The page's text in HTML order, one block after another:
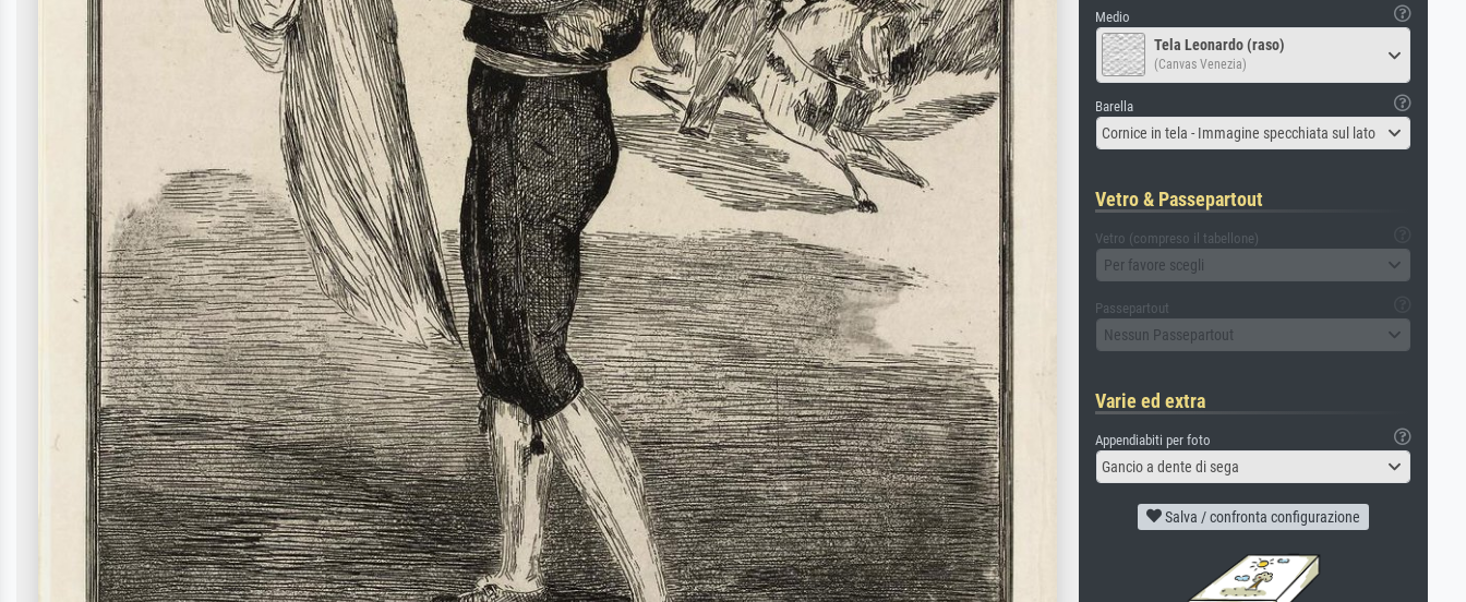
Medio
Tela Leonardo (raso)
(Canvas Venezia)
Barella
Cornice in tela - Immagine specchiata sul lato
Vetro & Passepartout
Vetro (compreso il tabellone)
Per favore scegli
Passepartout
Nessun Passepartout
Varie ed extra
Appendiabiti per foto
Gancio a dente di sega
Salva / confronta configurazione